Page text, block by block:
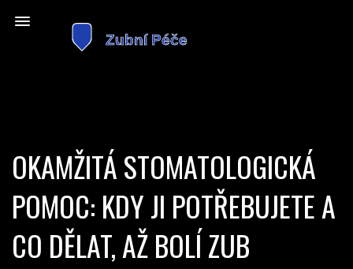
OKAMŽITÁ STOMATOLOGICKÁ
POMOC: KDY JI POTŘEBUJETE A
CO DĚLAT, AŽ BOLÍ ZUB